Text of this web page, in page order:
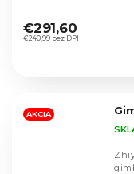
hodnotenie
produktu
hviezdičiek.
€240,99 bez DPH
€291,60
AKCIA